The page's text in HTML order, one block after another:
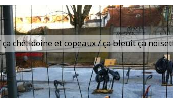
chélidoine et copeaux / ça bleuit ça